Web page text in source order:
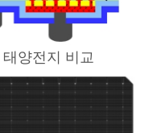
양전지 비교